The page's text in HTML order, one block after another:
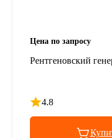
Цена по запросу
Рентгеновский
4.8
Рейтинг 4.8 из 5